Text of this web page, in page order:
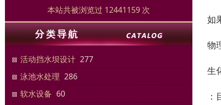
本站共被浏览过 12441159 次
活动挡水坝设计 277
泳池水处理 286
软水设备 60
如
物
生